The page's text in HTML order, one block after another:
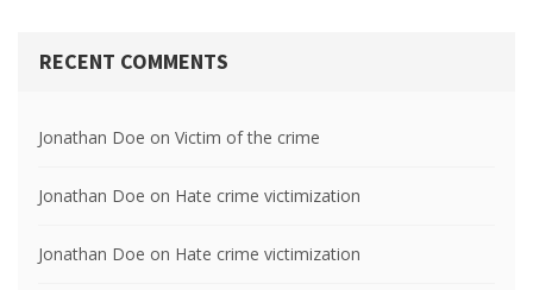
RECENT COMMENTS
Jonathan Doe on Victim of the crime
Jonathan Doe on Hate crime victimization
Jonathan Doe on Hate crime victimization